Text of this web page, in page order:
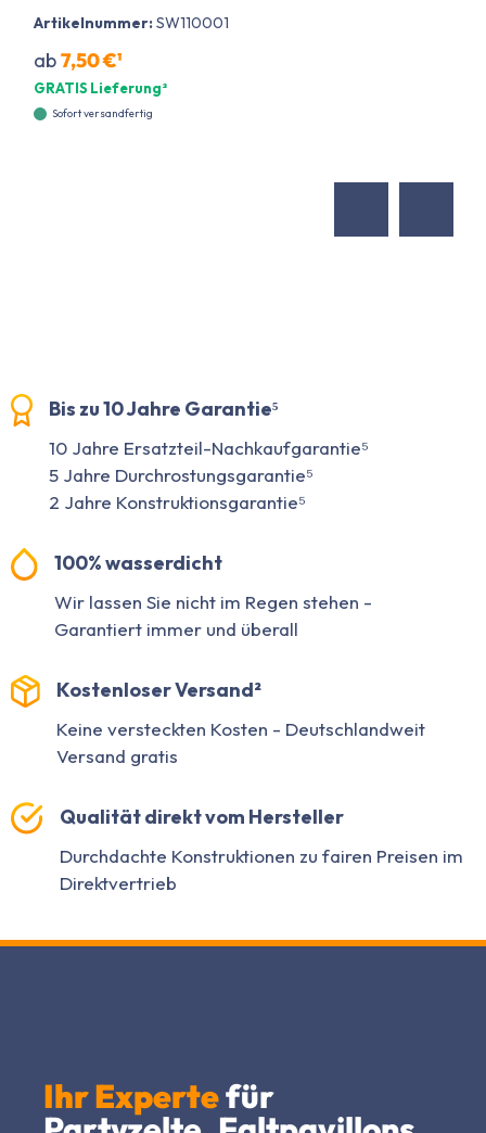
Artikelnummer:SW110001
ab7,50 €¹
GRATIS Lieferung²
Sofort versandfertig
Bis zu 10 Jahre Garantie⁵
10 Jahre Ersatzteil-Nachkaufgarantie⁵
5 Jahre Durchrostungsgarantie⁵
2 Jahre Konstruktionsgarantie⁵
100% wasserdicht
Wir lassen Sie nicht im Regen stehen -
Garantiert immer und überall
Kostenloser Versand²
Keine versteckten Kosten - Deutschlandweit
Versand gratis
Qualität direkt vom Hersteller
Durchdachte Konstruktionen zu fairen Preisen im
Direktvertrieb
Ihr Expertefür